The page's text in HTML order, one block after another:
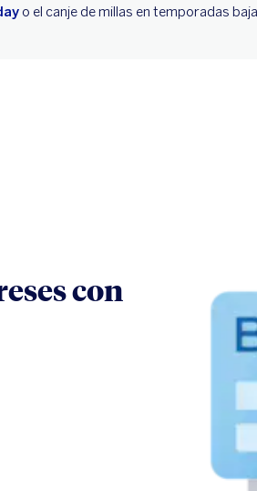
o el canje de millas en temporadas
con